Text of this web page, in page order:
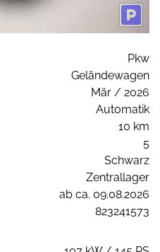
Pkw
Geländewagen
Mär / 2026
Automatik
10 km
5
Schwarz
Zentrallager
ab ca. 09.08.2026
823241573